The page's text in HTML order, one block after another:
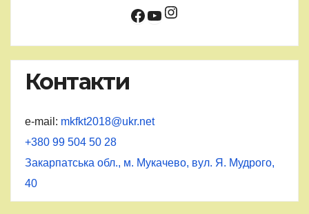
Facebook
YouTube
Instagram
Контакти
e-mail: mkfkt2018@ukr.net
+380 99 504 50 28
Закарпатська обл., м. Мукачево, вул. Я. Мудрого,
40